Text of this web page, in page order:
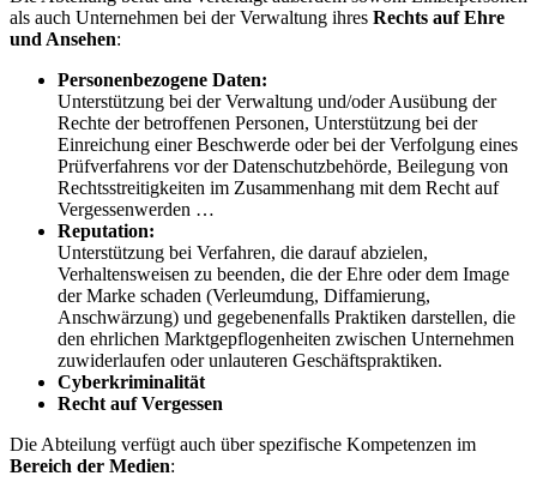
als auch Unternehmen bei der Verwaltung ihres Rechts auf Ehre
und Ansehen:
Personenbezogene Daten:
Unterstützung bei der Verwaltung und/oder Ausübung der
Rechte der betroffenen Personen, Unterstützung bei der
Einreichung einer Beschwerde oder bei der Verfolgung eines
Prüfverfahrens vor der Datenschutzbehörde, Beilegung von
Rechtsstreitigkeiten im Zusammenhang mit dem Recht auf
Vergessenwerden …
Reputation:
Unterstützung bei Verfahren, die darauf abzielen,
Verhaltensweisen zu beenden, die der Ehre oder dem Image
der Marke schaden (Verleumdung, Diffamierung,
Anschwärzung) und gegebenenfalls Praktiken darstellen, die
den ehrlichen Marktgepflogenheiten zwischen Unternehmen
zuwiderlaufen oder unlauteren Geschäftspraktiken.
Cyberkriminalität
Recht auf Vergessen
Die Abteilung verfügt auch über spezifische Kompetenzen im
Bereich der Medien: